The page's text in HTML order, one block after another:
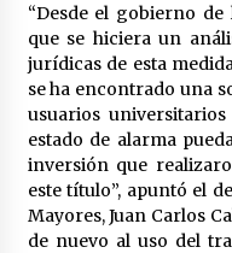
El
meses a
22 de
La Feria
cara
18 de
“Desde el gobierno
que se hiciera un
jurídicas de esta
se ha encontrado una
usuarios
estado de alarma
inversión que
este título”, apuntó el
Mayores, Juan Carlos
de nuevo al uso del